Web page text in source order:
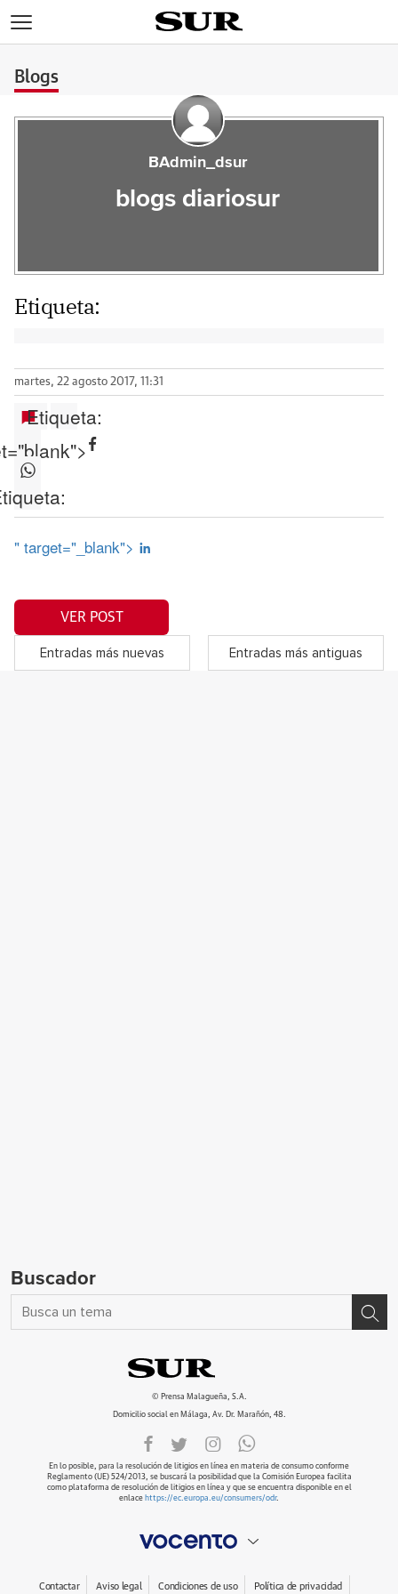
Blogs
BAdmin_dsur
blogs diariosur
Etiqueta:
martes, 22 agosto 2017, 11:31
Etiqueta:
" target="_blank">
VER POST
Entradas más nuevas Entradas más antiguas
Buscador
© Prensa Malagueña, S.A.
Domicilio social en Málaga, Av. Dr. Marañón, 48.
En lo posible, para la resolución de litigios en línea en materia de consumo conforme
Reglamento (UE) 524/2013, se buscará la posibilidad que la Comisión Europea facilita
como plataforma de resolución de litigios en línea y que se encuentra disponible en el
enlace https://ec.europa.eu/consumers/odr.
Contactar Aviso legal Condiciones de uso Política de privacidad